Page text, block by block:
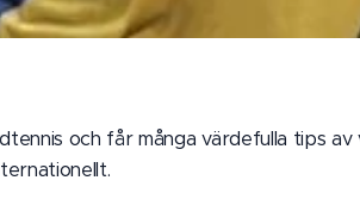
och får många värdefulla tips